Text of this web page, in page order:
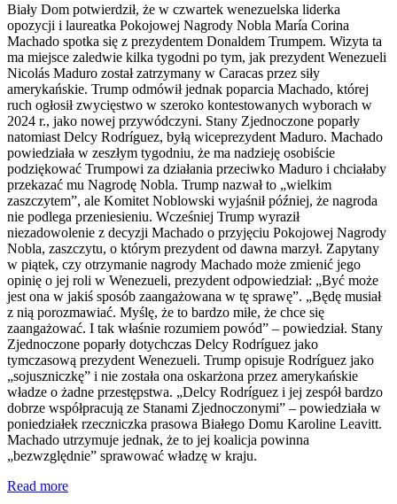
Biały Dom potwierdził, że w czwartek wenezuelska liderka
opozycji i laureatka Pokojowej Nagrody Nobla María Corina
Machado spotka się z prezydentem Donaldem Trumpem. Wizyta ta
ma miejsce zaledwie kilka tygodni po tym, jak prezydent Wenezueli
Nicolás Maduro został zatrzymany w Caracas przez siły
amerykańskie. Trump odmówił jednak poparcia Machado, której
ruch ogłosił zwycięstwo w szeroko kontestowanych wyborach w
2024 r., jako nowej przywódczyni. Stany Zjednoczone poparły
natomiast Delcy Rodríguez, byłą wiceprezydent Maduro. Machado
powiedziała w zeszłym tygodniu, że ma nadzieję osobiście
podziękować Trumpowi za działania przeciwko Maduro i chciałaby
przekazać mu Nagrodę Nobla. Trump nazwał to „wielkim
zaszczytem”, ale Komitet Noblowski wyjaśnił później, że nagroda
nie podlega przeniesieniu. Wcześniej Trump wyraził
niezadowolenie z decyzji Machado o przyjęciu Pokojowej Nagrody
Nobla, zaszczytu, o którym prezydent od dawna marzył. Zapytany
w piątek, czy otrzymanie nagrody Machado może zmienić jego
opinię o jej roli w Wenezueli, prezydent odpowiedział: „Być może
jest ona w jakiś sposób zaangażowana w tę sprawę”. „Będę musiał
z nią porozmawiać. Myślę, że to bardzo miłe, że chce się
zaangażować. I tak właśnie rozumiem powód” – powiedział. Stany
Zjednoczone poparły dotychczas Delcy Rodríguez jako
tymczasową prezydent Wenezueli. Trump opisuje Rodríguez jako
„sojuszniczkę” i nie została ona oskarżona przez amerykańskie
władze o żadne przestępstwa. „Delcy Rodríguez i jej zespół bardzo
dobrze współpracują ze Stanami Zjednoczonymi” – powiedziała w
poniedziałek rzeczniczka prasowa Białego Domu Karoline Leavitt.
Machado utrzymuje jednak, że to jej koalicja powinna
„bezwzględnie” sprawować władzę w kraju.
Read more